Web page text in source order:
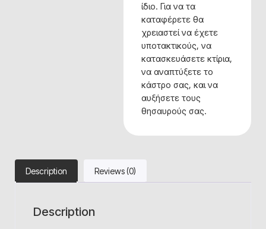
ίδιο. Για να τα
καταφέρετε θα
χρειαστεί να έχετε
υποτακτικούς, να
κατασκευάσετε κτίρια,
να αναπτύξετε το
κάστρο σας, και να
αυξήσετε τους
θησαυρούς σας.
Description Reviews (0)
Description